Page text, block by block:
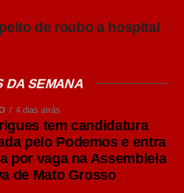
sabor do malte, corpo
carnes grelhadas,
pelo lúpulo
em popularidade nos
(IPA), pertencente à
de roubo a hospital
DA SEMANA
4 dias atrás
tem candidatura
pelo Podemos e entra
por vaga na Assembleia
de Mato Grosso